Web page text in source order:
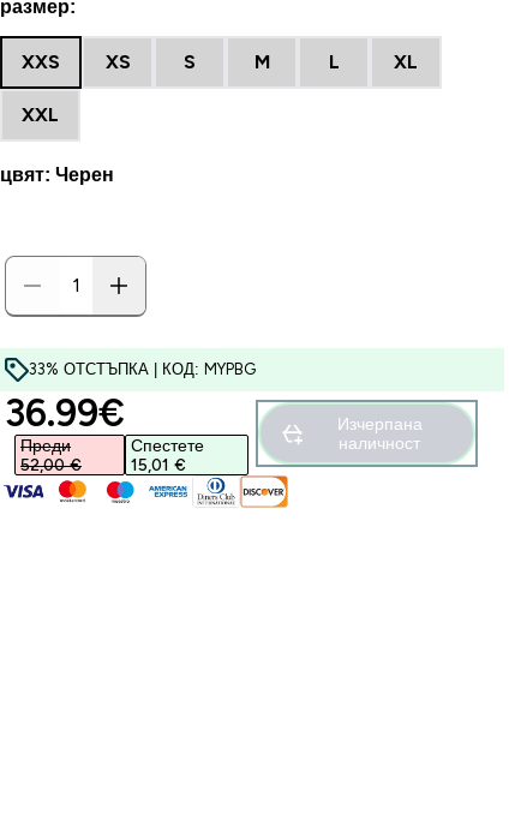
размер:
XXS XS S M L XL
XXL
цвят: Черен
33% ОТСТЪПКА | КОД: MYPBG
discounted price
36.99€‎
Преди
52,00 €‎
Спестете
15,01 €‎
Изчерпана
наличност